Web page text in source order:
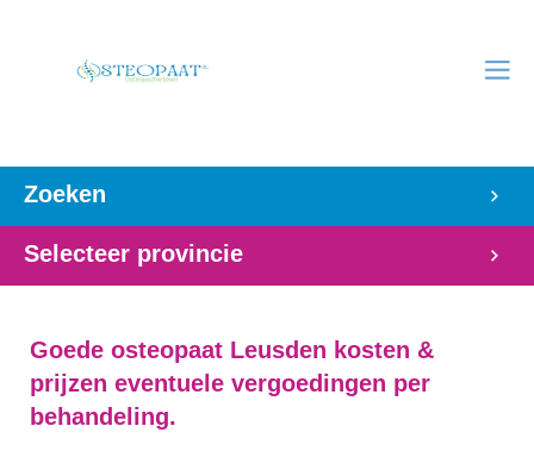
Zoeken
Selecteer provincie
Goede osteopaat Leusden kosten &
prijzen eventuele vergoedingen per
behandeling.